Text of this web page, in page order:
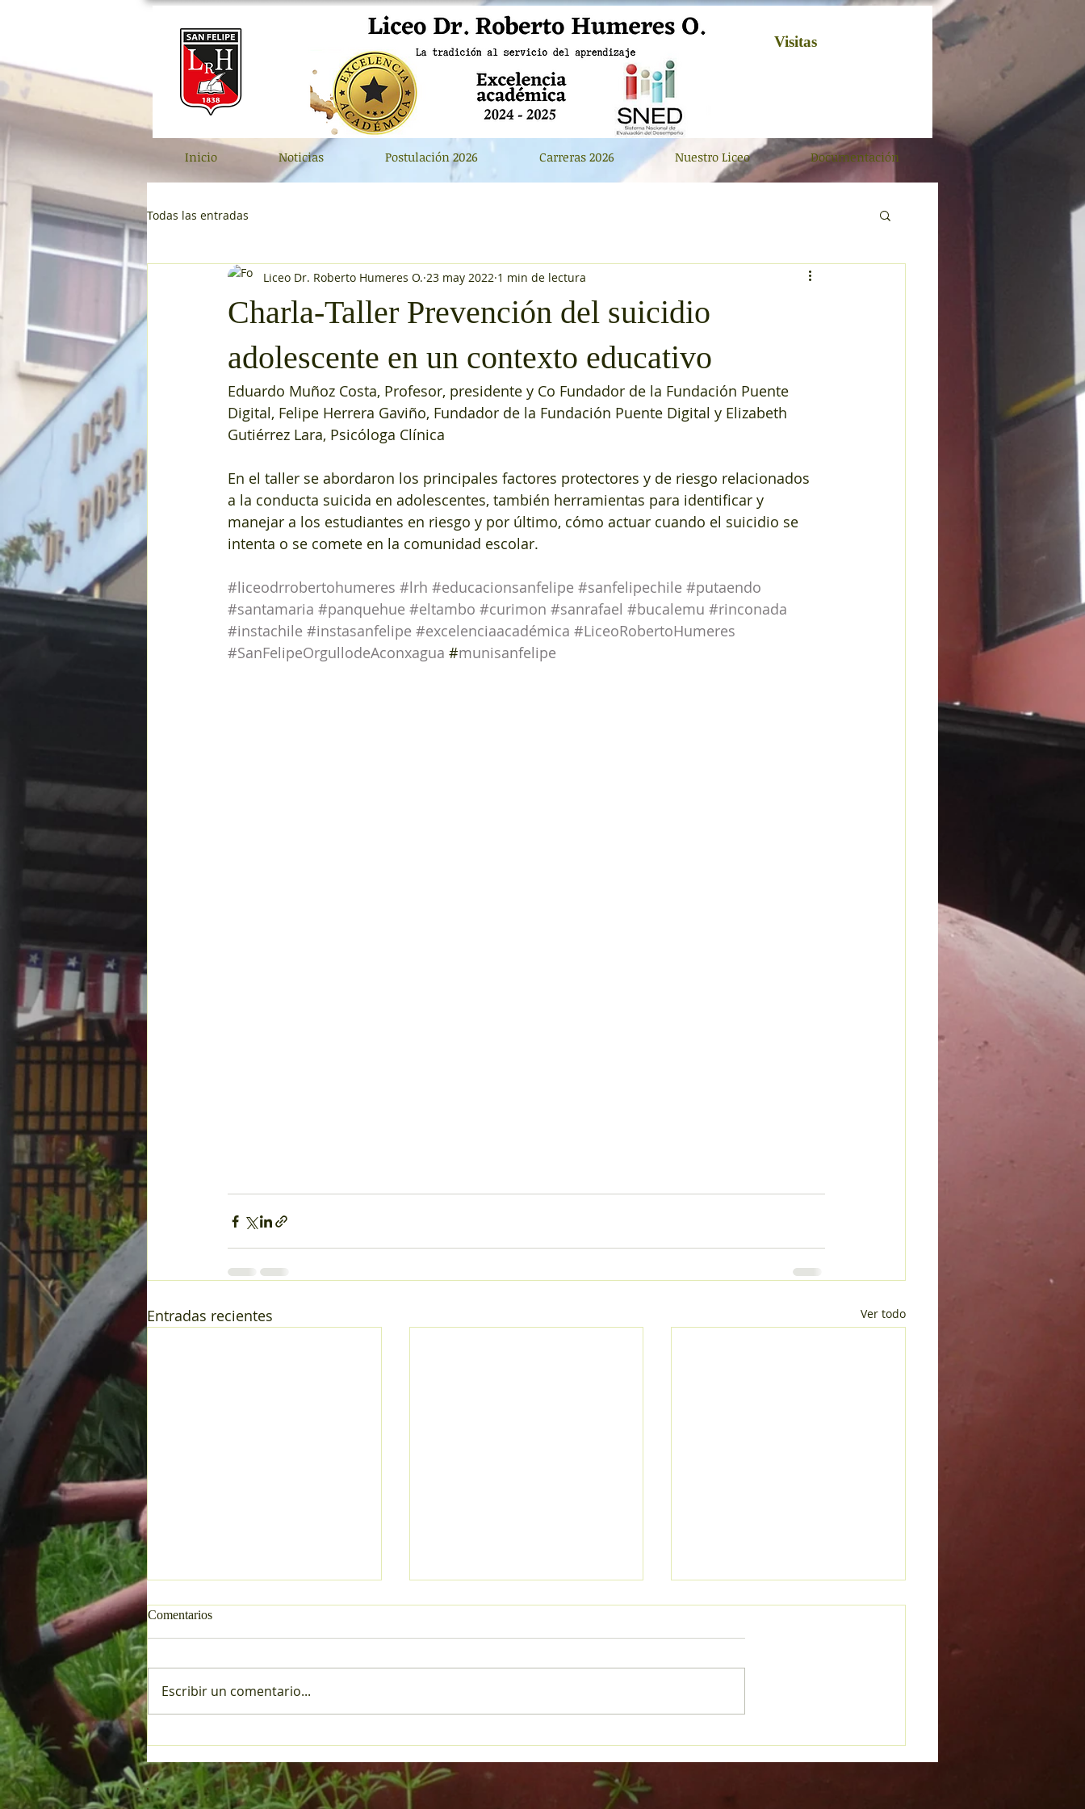
Visitas
Inicio Noticias Postulación 2026 Carreras 2026 Nuestro Liceo Documentación
Todas las entradas
Charla-Taller Prevención del suicidio
adolescente en un contexto educativo
Liceo Dr. Roberto Humeres O. 23 may 2022 1 min de lectura
Eduardo Muñoz Costa, Profesor, presidente y Co Fundador de la Fundación Puente
Digital, Felipe Herrera Gaviño, Fundador de la Fundación Puente Digital y Elizabeth
Gutiérrez Lara, Psicóloga Clínica
En el taller se abordaron los principales factores protectores y de riesgo relacionados
a la conducta suicida en adolescentes, también herramientas para identificar y
manejar a los estudiantes en riesgo y por último, cómo actuar cuando el suicidio se
intenta o se comete en la comunidad escolar.
#liceodrrobertohumeres #lrh #educacionsanfelipe #sanfelipechile #putaendo
#santamaria #panquehue #eltambo #curimon #sanrafael #bucalemu #rinconada
#instachile #instasanfelipe #excelenciaacadémica #LiceoRobertoHumeres
#SanFelipeOrgullodeAconxagua #munisanfelipe
Entradas recientes Ver todo
Provinciales! 🏆
construir el futuro
experiencia: estudiantes de
Comentarios
Escribir un comentario...